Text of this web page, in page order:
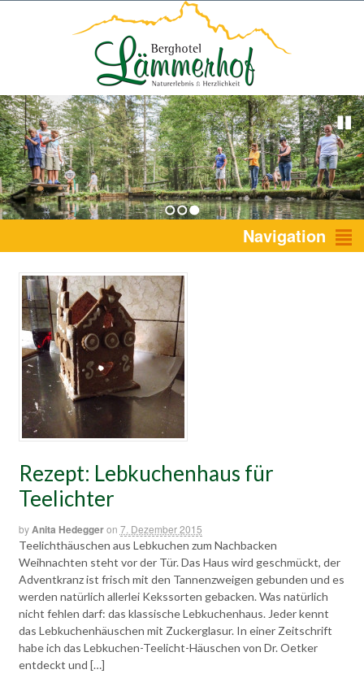
1 2 3 Navigation
Rezept: Lebkuchenhaus für
Teelichter
byAnita Hedeggeron 7. Dezember 2015
Teelichthäuschen aus Lebkuchen zum Nachbacken
Weihnachten steht vor der Tür. Das Haus wird geschmückt, der
Adventkranz ist frisch mit den Tannenzweigen gebunden und es
werden natürlich allerlei Kekssorten gebacken. Was natürlich
nicht fehlen darf: das klassische Lebkuchenhaus. Jeder kennt
das Lebkuchenhäuschen mit Zuckerglasur. In einer Zeitschrift
habe ich das Lebkuchen-Teelicht-Häuschen von Dr. Oetker
entdeckt und […]